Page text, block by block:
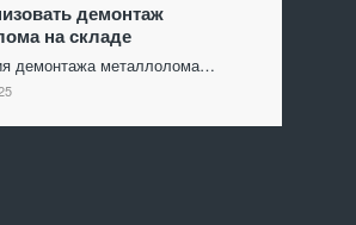
демонтаж
на складе
демонтажа металлолома…